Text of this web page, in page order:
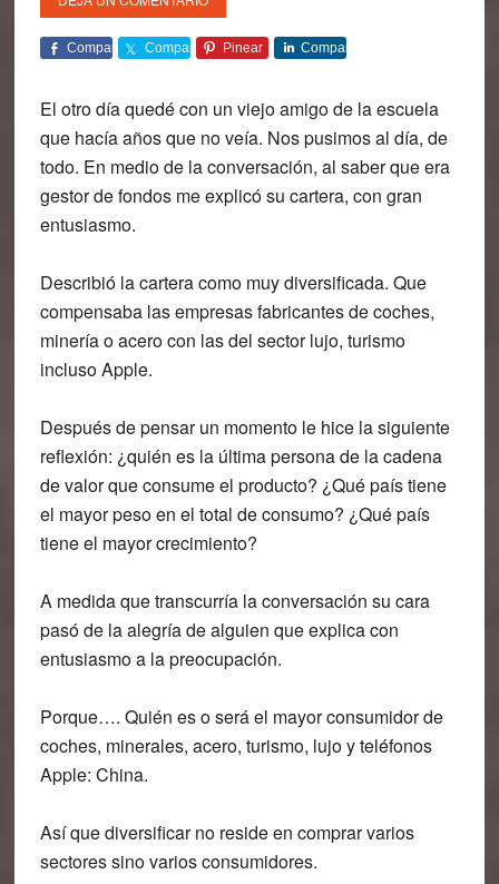
Comparte Comparte Pinear Comparte
El otro día quedé con un viejo amigo de la escuela
que hacía años que no veía. Nos pusimos al día, de
todo. En medio de la conversación, al saber que era
gestor de fondosme explicó su cartera, con gran
entusiasmo.
Describió lacarteracomo muy diversificada. Que
compensaba las empresas fabricantes de coches,
minería o acero con las del sector lujo, turismo
incluso Apple.
Después de pensar un momento le hice la siguiente
reflexión: ¿quién es la última persona de la cadena
de valor que consume el producto? ¿Qué país tiene
el mayor peso en el total de consumo? ¿Qué país
tiene el mayor crecimiento?
A medida que transcurría la conversación su cara
pasó de la alegría de alguien que explica con
entusiasmo a la preocupación.
Porque…. Quién es o será el mayor consumidor de
coches, minerales, acero, turismo, lujo y teléfonos
Apple: China.
Así quediversificar no reside en comprar varios
sectores sino varios consumidores.